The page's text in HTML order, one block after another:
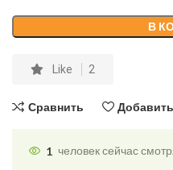
В
Like 2
Сравнить
1 человек сейчас